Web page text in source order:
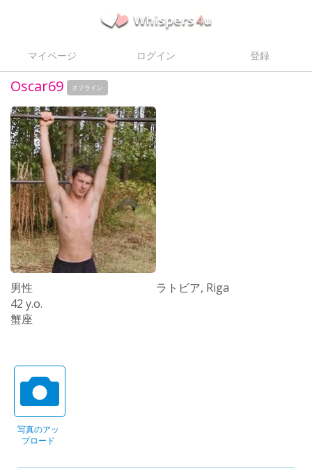
マイページ ログイン 登録
Oscar69 オフライン
男性
42 y.o.
蟹座
ラトビア, Riga
写真のアッ
プロード